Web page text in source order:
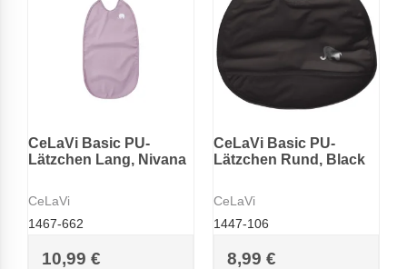
CeLaVi Basic PU-
Lätzchen Lang, Nivana
CeLaVi
1467-662
10,99 €
CeLaVi Basic PU-
Lätzchen Rund, Black
CeLaVi
1447-106
8,99 €